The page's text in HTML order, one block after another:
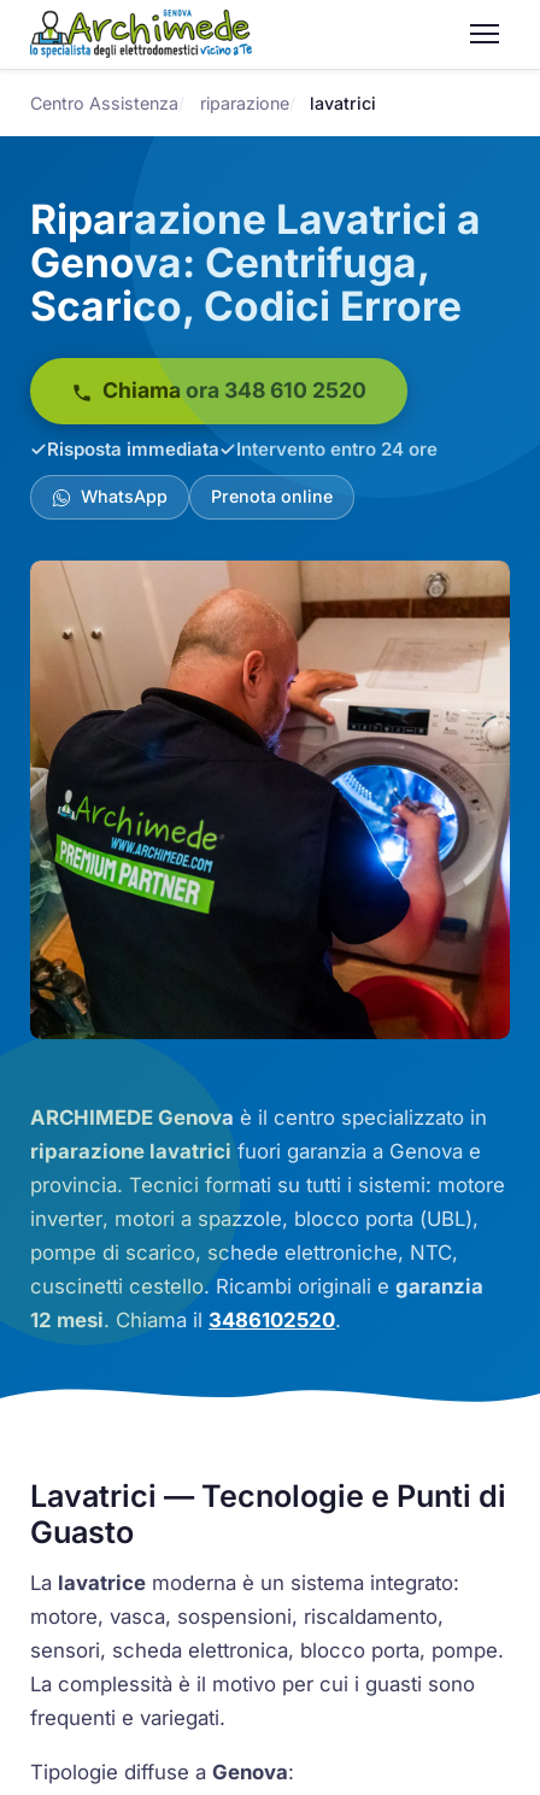
Centro Assistenza riparazione lavatrici
Riparazione Lavatrici a
Genova: Centrifuga,
Scarico, Codici Errore
Chiama ora 348 610 2520
Risposta immediata Intervento entro 24 ore
WhatsApp Prenota online
ARCHIMEDE Genova è il centro specializzato in
riparazione lavatrici fuori garanzia a Genova e
provincia. Tecnici formati su tutti i sistemi: motore
inverter, motori a spazzole, blocco porta (UBL),
pompe di scarico, schede elettroniche, NTC,
cuscinetti cestello. Ricambi originali egaranzia
12 mesi. Chiama il 3486102520.
Lavatrici — Tecnologie e Punti di
Guasto
La lavatrice moderna è un sistema integrato:
motore, vasca, sospensioni, riscaldamento,
sensori, scheda elettronica, blocco porta, pompe.
La complessità è il motivo per cui i guasti sono
frequenti e variegati.
Tipologie diffuse aGenova: